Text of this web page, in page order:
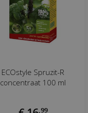
ECOstyle Spruzit-R
concentraat 100 ml
,99